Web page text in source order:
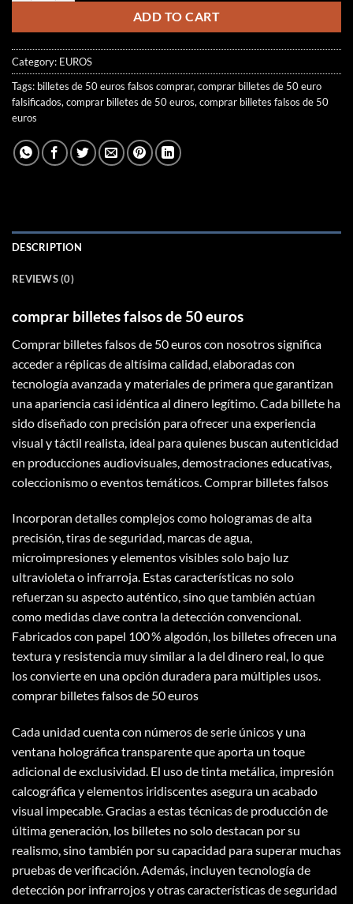
ADD TO CART
Category: EUROS
Tags: billetes de 50 euros falsos comprar​, comprar billetes de 50 euro
falsificados​, comprar billetes de 50 euros​, comprar billetes falsos de 50
euros​
DESCRIPTION
REVIEWS (0)
comprar billetes falsos de 50 euros​​
Comprar billetes falsos de 50 euroscon nosotros significa
acceder a réplicas de altísima calidad, elaboradas con
tecnología avanzada y materiales de primera que garantizan
una apariencia casi idéntica al dinero legítimo. Cada billete ha
sido diseñado con precisión para ofrecer una experiencia
visual y táctil realista, ideal para quienes buscan autenticidad
en producciones audiovisuales, demostraciones educativas,
coleccionismo o eventos temáticos. Comprar billetes falsos
Incorporan detalles complejos como hologramas de alta
precisión, tiras de seguridad, marcas de agua,
microimpresiones y elementos visibles solo bajo luz
ultravioleta o infrarroja. Estas características no solo
refuerzan su aspecto auténtico, sino que también actúan
como medidas clave contra la detección convencional.
Fabricados con papel 100 % algodón, los billetes ofrecen una
textura y resistencia muy similar a la del dinero real, lo que
los convierte en una opción duradera para múltiples usos.
comprar billetes falsos de 50 euros​
Cada unidad cuenta con números de serie únicos y una
ventana holográfica transparente que aporta un toque
adicional de exclusividad. El uso de tinta metálica, impresión
calcográfica y elementos iridiscentes asegura un acabado
visual impecable. Gracias a estas técnicas de producción de
última generación, los billetes no solo destacan por su
realismo, sino también por su capacidad para superar muchas
pruebas de verificación. Además, incluyen tecnología de
detección por infrarrojos y otras características de seguridad